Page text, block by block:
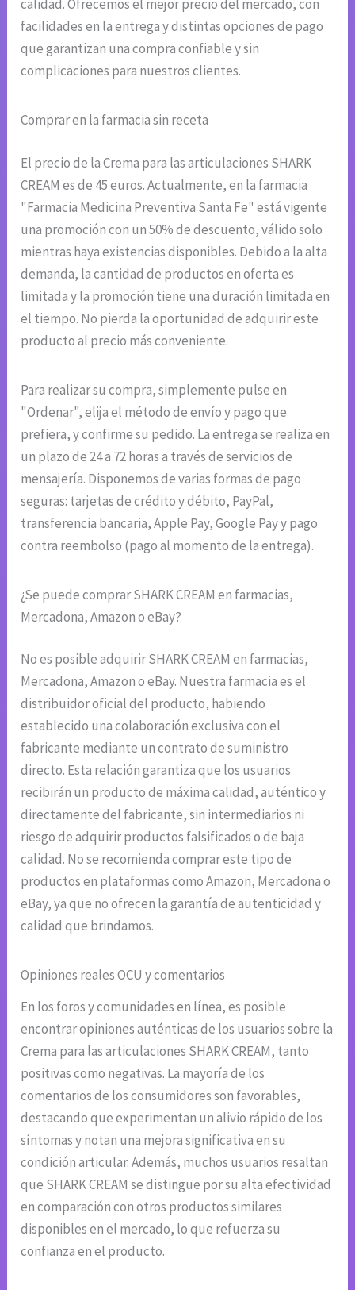
calidad. Ofrecemos el mejor precio del mercado, con
facilidades en la entrega y distintas opciones de pago
que garantizan una compra confiable y sin
complicaciones para nuestros clientes.
Comprar en la farmacia sin receta
El precio de la Crema para las articulaciones SHARK
CREAM es de 45 euros. Actualmente, en la farmacia
"Farmacia Medicina Preventiva Santa Fe" está vigente
una promoción con un 50% de descuento, válido solo
mientras haya existencias disponibles. Debido a la alta
demanda, la cantidad de productos en oferta es
limitada y la promoción tiene una duración limitada en
el tiempo. No pierda la oportunidad de adquirir este
producto al precio más conveniente.
Para realizar su compra, simplemente pulse en
"Ordenar", elija el método de envío y pago que
prefiera, y confirme su pedido. La entrega se realiza en
un plazo de 24 a 72 horas a través de servicios de
mensajería. Disponemos de varias formas de pago
seguras: tarjetas de crédito y débito, PayPal,
transferencia bancaria, Apple Pay, Google Pay y pago
contra reembolso (pago al momento de la entrega).
¿Se puede comprar SHARK CREAM en farmacias,
Mercadona, Amazon o eBay?
No es posible adquirir SHARK CREAM en farmacias,
Mercadona, Amazon o eBay. Nuestra farmacia es el
distribuidor oficial del producto, habiendo
establecido una colaboración exclusiva con el
fabricante mediante un contrato de suministro
directo. Esta relación garantiza que los usuarios
recibirán un producto de máxima calidad, auténtico y
directamente del fabricante, sin intermediarios ni
riesgo de adquirir productos falsificados o de baja
calidad. No se recomienda comprar este tipo de
productos en plataformas como Amazon, Mercadona o
eBay, ya que no ofrecen la garantía de autenticidad y
calidad que brindamos.
Opiniones reales OCU y comentarios
En los foros y comunidades en línea, es posible
encontrar opiniones auténticas de los usuarios sobre la
Crema para las articulaciones SHARK CREAM, tanto
positivas como negativas. La mayoría de los
comentarios de los consumidores son favorables,
destacando que experimentan un alivio rápido de los
síntomas y notan una mejora significativa en su
condición articular. Además, muchos usuarios resaltan
que SHARK CREAM se distingue por su alta efectividad
en comparación con otros productos similares
disponibles en el mercado, lo que refuerza su
confianza en el producto.